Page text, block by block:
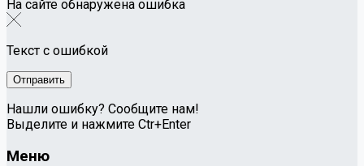
На сайте обнаружена ошибка
Текст с ошибкой
Нашли ошибку? Сообщите нам!
Выделите и нажмите Ctr+Enter
Меню